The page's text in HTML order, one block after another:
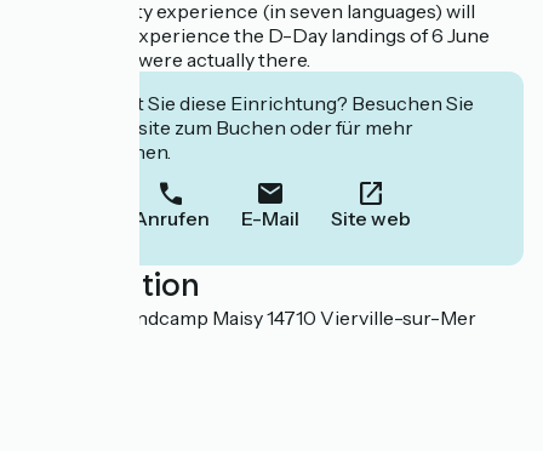
A virtual reality experience (in seven languages) will
allow you to experience the D-Day landings of 6 June
1944 as if you were actually there.
Interessiert Sie diese Einrichtung? Besuchen Sie
deren Website zum Buchen oder für mehr
Informationen.
Anrufen E-Mail Site web
Localisation
Route de Grandcamp Maisy 14710 Vierville-sur-Mer